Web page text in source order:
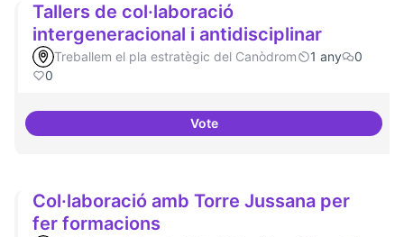
Tallers de col·laboració
intergeneracional i antidisciplinar
Treballem el pla estratègic del Canòdrom 1 any
0
0
VoteTallers de col·laboració
Col·laboració amb Torre Jussana per
fer formacions